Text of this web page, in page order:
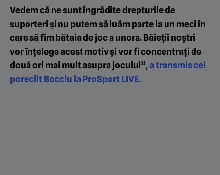
Vedem că ne sunt îngrădite drepturile de
suporteri și nu putem să luăm parte la un meci în
care să fim bătaia de joc a unora. Băieții noștri
vor înțelege acest motiv și vor fi concentrați de
două ori mai mult asupra jocului”,a transmis cel
poreclit Bocciu la ProSport LIVE.